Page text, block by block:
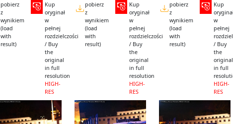
pobierz
z
wynikiem
(load
with
result)
Kup
oryginał
w
pełnej
rozdzielczości
/ Buy
the
original
in full
resolution
HIGH-
RES
pobierz
z
wynikiem
(load
with
result)
Kup
oryginał
w
pełnej
rozdzielczości
/ Buy
the
original
in full
resolution
HIGH-
RES
pobierz
z
wynikiem
(load
with
result)
Kup
w
pełnej
/ Buy
the
original
in full
HIGH-
RES